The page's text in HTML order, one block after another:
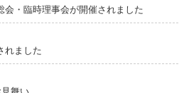
会・臨時理事会が開催されました
れました